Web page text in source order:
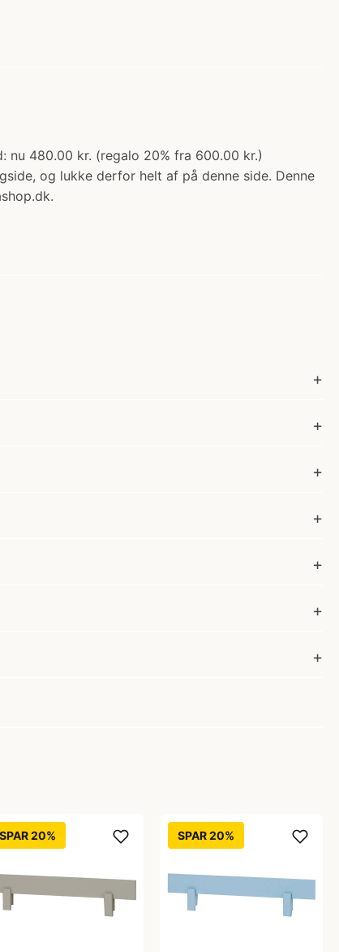
nu 480.00 kr. (regalo 20% fra 600.00 kr.)
og lukke derfor helt af på denne side. Denne
SPAR 20% SPAR 20%